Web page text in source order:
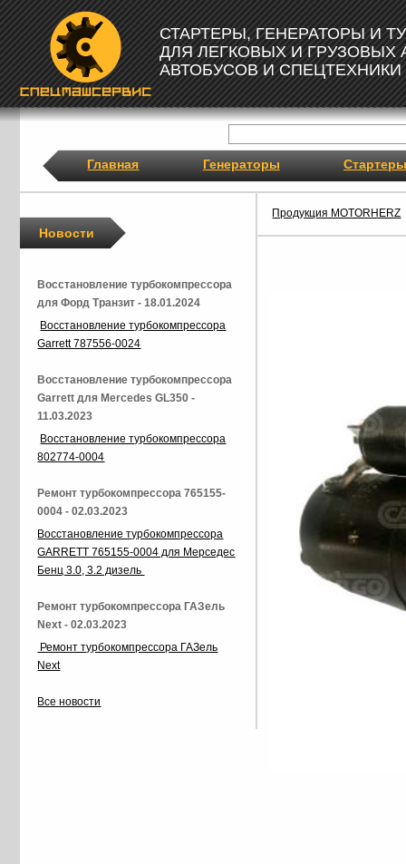
СТАРТЕРЫ, ГЕНЕРАТОРЫ И
ДЛЯ ЛЕГКОВЫХ И ГРУЗОВЫХ
АВТОБУСОВ И СПЕЦТЕХНИКИ
Главная Генераторы Стартеры
Продукция MOTORHERZ
Новости
Восстановление турбокомпрессора
для Форд Транзит - 18.01.2024
Восстановление турбокомпрессора
Garrett 787556-0024
Восстановление турбокомпрессора
Garrett для Mercedes GL350 -
11.03.2023
Восстановление турбокомпрессора
802774-0004
Ремонт турбокомпрессора 765155-
0004 - 02.03.2023
Восстановление турбокомпрессора
GARRETT 765155-0004 для Мерседес
Бенц 3.0, 3.2 дизель
Ремонт турбокомпрессора ГАЗель
Next - 02.03.2023
Ремонт турбокомпрессора ГАЗель
Next
Все новости